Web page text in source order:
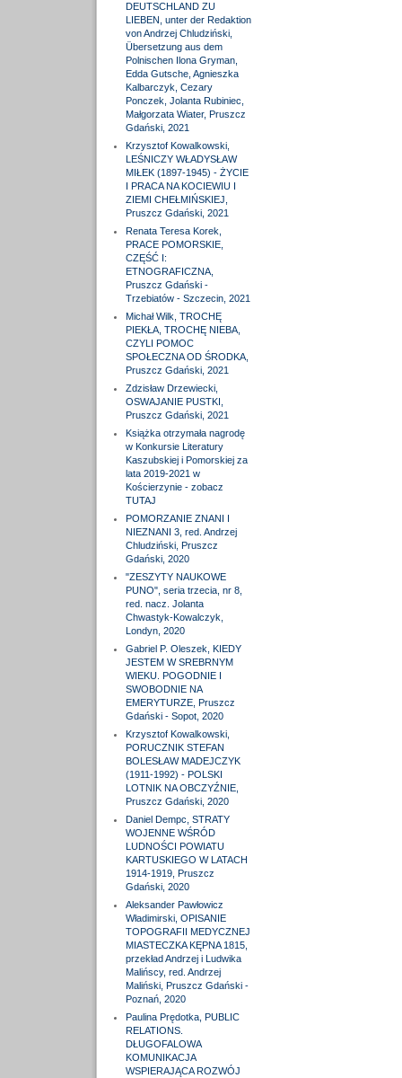
DEUTSCHLAND ZU
LIEBEN, unter der Redaktion
von Andrzej Chludziński,
Übersetzung aus dem
Polnischen Ilona Gryman,
Edda Gutsche, Agnieszka
Kalbarczyk, Cezary
Ponczek, Jolanta Rubiniec,
Małgorzata Wiater, Pruszcz
Gdański, 2021
Krzysztof Kowalkowski,
LEŚNICZY WŁADYSŁAW
MIŁEK (1897-1945) - ŻYCIE
I PRACA NA KOCIEWIU I
ZIEMI CHEŁMIŃSKIEJ,
Pruszcz Gdański, 2021
Renata Teresa Korek,
PRACE POMORSKIE,
CZĘŚĆ I:
ETNOGRAFICZNA,
Pruszcz Gdański -
Trzebiatów - Szczecin, 2021
Michał Wilk, TROCHĘ
PIEKŁA, TROCHĘ NIEBA,
CZYLI POMOC
SPOŁECZNA OD ŚRODKA,
Pruszcz Gdański, 2021
Zdzisław Drzewiecki,
OSWAJANIE PUSTKI,
Pruszcz Gdański, 2021
Książka otrzymała nagrodę
w Konkursie Literatury
Kaszubskiej i Pomorskiej za
lata 2019-2021 w
Kościerzynie - zobacz
TUTAJ
POMORZANIE ZNANI I
NIEZNANI 3, red. Andrzej
Chludziński, Pruszcz
Gdański, 2020
"ZESZYTY NAUKOWE
PUNO", seria trzecia, nr 8,
red. nacz. Jolanta
Chwastyk-Kowalczyk,
Londyn, 2020
Gabriel P. Oleszek, KIEDY
JESTEM W SREBRNYM
WIEKU. POGODNIE I
SWOBODNIE NA
EMERYTURZE, Pruszcz
Gdański - Sopot, 2020
Krzysztof Kowalkowski,
PORUCZNIK STEFAN
BOLESŁAW MADEJCZYK
(1911-1992) - POLSKI
LOTNIK NA OBCZYŹNIE,
Pruszcz Gdański, 2020
Daniel Dempc, STRATY
WOJENNE WŚRÓD
LUDNOŚCI POWIATU
KARTUSKIEGO W LATACH
1914-1919, Pruszcz
Gdański, 2020
Aleksander Pawłowicz
Władimirski, OPISANIE
TOPOGRAFII MEDYCZNEJ
MIASTECZKA KĘPNA 1815,
przekład Andrzej i Ludwika
Malińscy, red. Andrzej
Maliński, Pruszcz Gdański -
Poznań, 2020
Paulina Prędotka, PUBLIC
RELATIONS.
DŁUGOFALOWA
KOMUNIKACJA
WSPIERAJĄCA ROZWÓJ